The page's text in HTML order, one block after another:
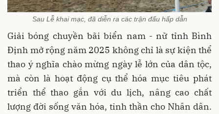
Sau Lễ khai mạc, đã diễn ra các trận đấu hấp dẫn
Giải bóng chuyền bãi biển nam - nữ tỉnh Bình
Định mở rộng năm 2025 không chỉ là sự kiện thể
thao ý nghĩa chào mừng ngày lễ lớn của dân tộc,
mà còn là hoạt động cụ thể hóa mục tiêu phát
triển thể thao gắn với du lịch, nâng cao chất
lượng đời sống văn hóa, tinh thần cho Nhân dân.